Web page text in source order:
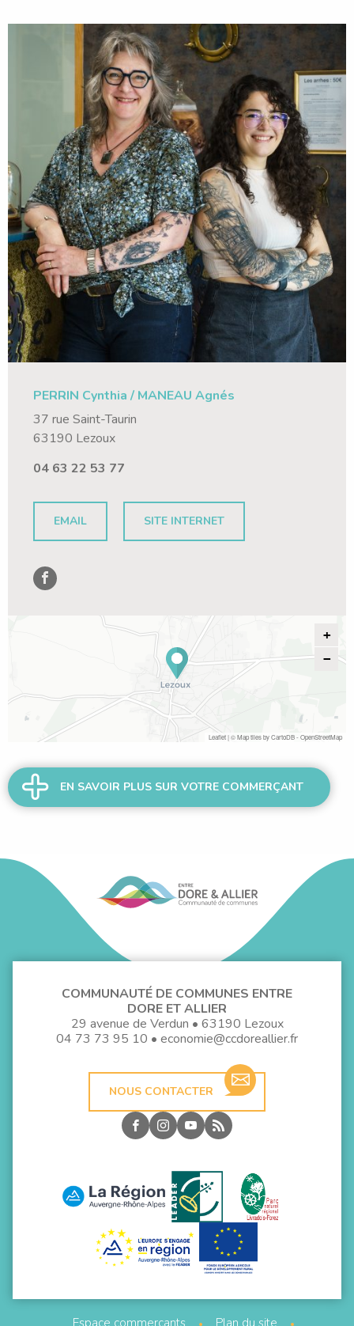
PERRIN Cynthia / MANEAU Agnés
37 rue Saint-Taurin
63190 Lezoux
04 63 22 53 77
EMAIL SITE INTERNET
+
−
Leaflet| © Map tiles byCartoDB- OpenStreetMap
EN SAVOIR PLUS SUR VOTRE COMMERÇANT
COMMUNAUTÉ DE COMMUNES ENTRE
DORE ET ALLIER
29 avenue de Verdun • 63190 Lezoux
04 73 73 95 10 • economie@ccdoreallier.fr
NOUS CONTACTER
Espace commerçants Plan du site